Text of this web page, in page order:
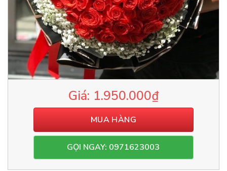
1.950.000₫
MUA HÀNG
GỌI NGAY: 0971623003